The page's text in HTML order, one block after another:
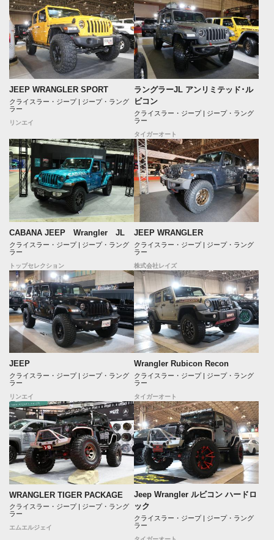
JEEP WRANGLER SPORT
クライスラー・ジープ | ジープ・ラング
ラー
リンエイ
ラングラーJL アンリミテッド･ル
ビコン
クライスラー・ジープ | ジープ・ラング
ラー
タイガーオート
CABANA JEEP Wrangler JL
クライスラー・ジープ | ジープ・ラング
ラー
トップセレクション
JEEP WRANGLER
クライスラー・ジープ | ジープ・ラング
ラー
株式会社レイズ
JEEP
クライスラー・ジープ | ジープ・ラング
ラー
リンエイ
Wrangler Rubicon Recon
クライスラー・ジープ | ジープ・ラング
ラー
タイガーオート
WRANGLER TIGER PACKAGE
クライスラー・ジープ | ジープ・ラング
ラー
エムエルジェイ
Jeep Wrangler ルビコン ハードロ
ック
クライスラー・ジープ | ジープ・ラング
ラー